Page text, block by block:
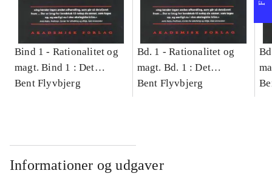
Bind 1 - Rationalitet og
magt. Bind 1 : Det
konkretes videnskab
Bent Flyvbjerg
Bd. 1 -Rationalitet og
magt. Bd. 1 : Det
konkretes videnskab
Bent Flyvbjerg
Informationer og udgaver